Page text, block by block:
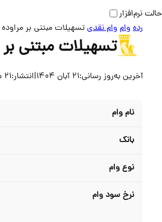
حالت نرم‌افزار
ردهواموام نقدیتسهیلات مبتنی بر مراوده
تسهیلات مبتنی بر
آخرین به‌روز رسانی:21 آبان 1404 |انتشار:21 مهر 1404
نام وام
بانک
نوع وام
نرخ سود وام